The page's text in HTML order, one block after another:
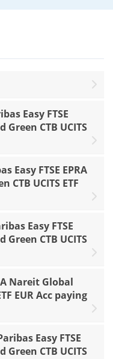
Easy FTSE
Green CTB UCITS
Easy FTSE EPRA
CTB UCITS ETF
Easy FTSE
Green CTB UCITS
Nareit Global
EUR Acc paying
Easy FTSE
Green CTB UCITS